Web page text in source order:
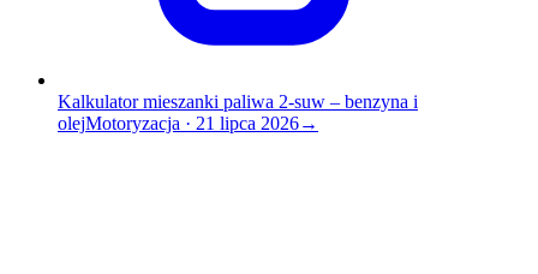
Kalkulator mieszanki paliwa 2-suw – benzyna i
olejMotoryzacja · 21 lipca 2026→